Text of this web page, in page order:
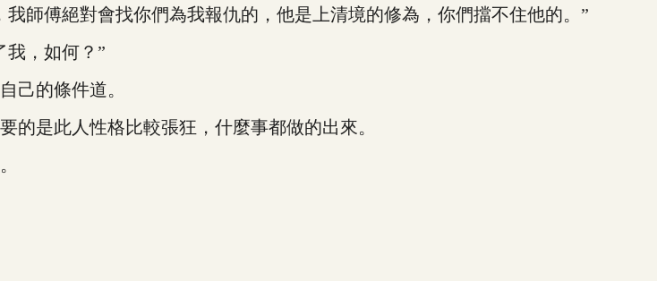
傅絕對會找你們為我報仇的，他是上清境的修為，你們擋不住他的。”
，如何？”
的條件道。
是此人性格比較張狂，什麼事都做的出來。